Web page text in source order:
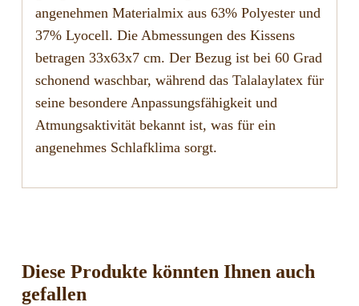
angenehmen Materialmix aus 63% Polyester und
37% Lyocell. Die Abmessungen des Kissens
betragen 33x63x7 cm. Der Bezug ist bei 60 Grad
schonend waschbar, während das Talalaylatex für
seine besondere Anpassungsfähigkeit und
Atmungsaktivität bekannt ist, was für ein
angenehmes Schlafklima sorgt.
Diese Produkte könnten Ihnen auch
gefallen